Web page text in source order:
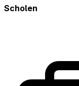
Scholen